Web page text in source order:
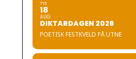
TYS
18
AUG
DIKTARDAGEN 2026
POETISK FESTKVELD PÅ UTNE